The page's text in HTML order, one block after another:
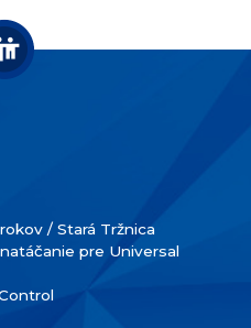
/ Stará Tržnica
pre Universal